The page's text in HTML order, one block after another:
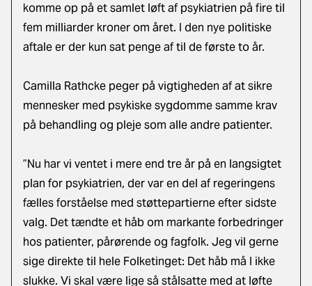
komme op på et samlet løft af psykiatrien på fire til
fem milliarder kroner om året. I den nye politiske
aftale er der kun sat penge af til de første to år.
Camilla Rathcke peger på vigtigheden af at sikre
mennesker med psykiske sygdomme samme krav
på behandling og pleje som alle andre patienter.
”Nu har vi ventet i mere end tre år på en langsigtet
plan for psykiatrien, der var en del af regeringens
fælles forståelse med støttepartierne efter sidste
valg. Det tændte et håb om markante forbedringer
hos patienter, pårørende og fagfolk. Jeg vil gerne
sige direkte til hele Folketinget: Det håb må I ikke
slukke. Vi skal være lige så stålsatte med at løfte